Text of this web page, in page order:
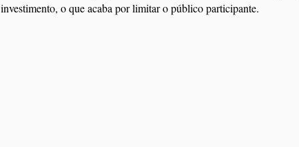
investimento, o que acaba por limitar o público participante.